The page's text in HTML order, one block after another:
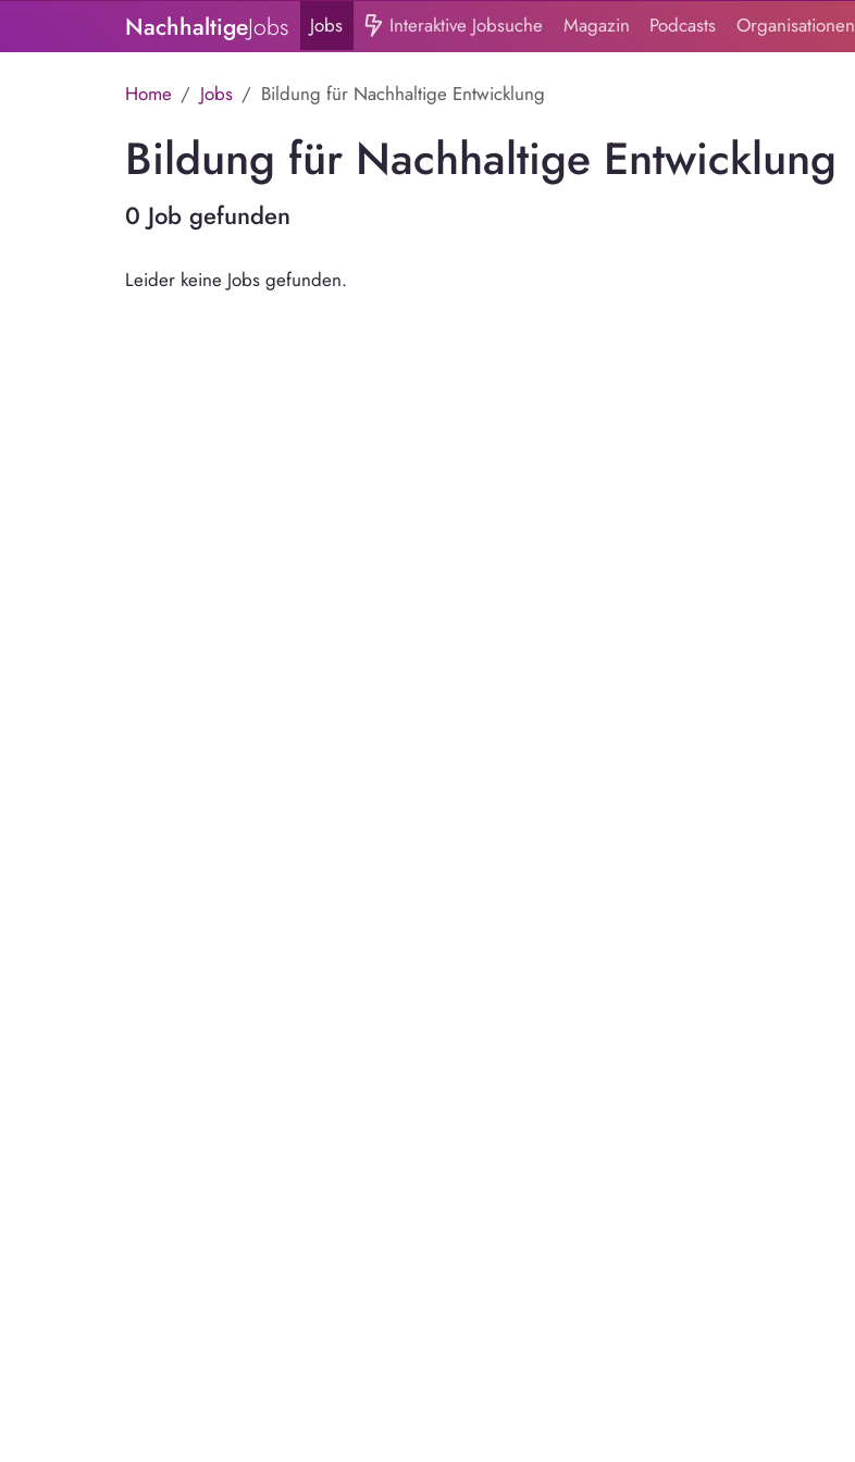
NachhaltigeJobs Jobs Interaktive Jobsuche Magazin Podcasts Organisationen
Home Jobs Bildung für Nachhaltige Entwicklung
Bildung für Nachhaltige Entwicklung
0 Job gefunden
Leider keine Jobs gefunden.